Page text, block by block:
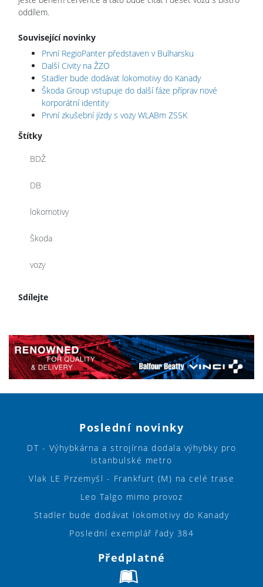
oddílem.
Související novinky
První RegioPanter představen v Bulharsku
Další Civity na ŽZO
Stadler bude dodávat lokomotivy do Kanady
Škoda Group vstupuje do další fáze příprav nové
korporátní identity
První zkušební jízdy s vozy WLABm ZSSK
Štítky
BDŽ
DB
lokomotivy
Škoda
vozy
Sdílejte
Poslední novinky
DT - Výhybkárna a strojírna dodala výhybky pro
istanbulské metro
Vlak LE Przemyśl - Frankfurt (M) na celé trase
Leo Talgo mimo provoz
Stadler bude dodávat lokomotivy do Kanady
Poslední exemplář řady 384
Předplatné